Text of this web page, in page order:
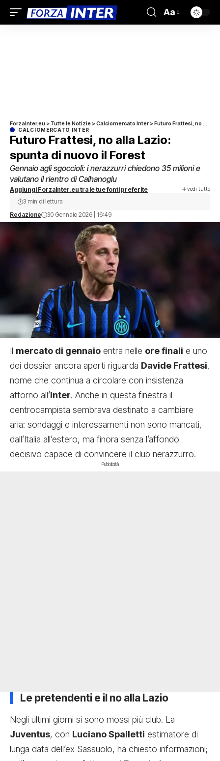
Aa
ForzaInter.eu > Tutte le Notizie >Calciomercato Inter>Futuro Frattesi, no alla Lazio: spunta di nuovo il Forest
CALCIOMERCATO INTER
Futuro Frattesi, no alla Lazio:
spunta di nuovo il Forest
Gennaio agli sgoccioli: i nerazzurri chiedono 35 milioni e
valutano il rientro di Calhanoglu
Aggiungi ForzaInter.eu tra le tue fonti preferite vedi tutte
Redazione 30 Gennaio 2026 | 16:49
3 min di lettura
Il mercato di gennaio entra nelle ore finali e uno
dei dossier ancora aperti riguarda Davide Frattesi,
nome che continua a circolare con insistenza
attorno all’Inter. Anche in questa finestra il
centrocampista sembrava destinato a cambiare
aria: sondaggi e interessamenti non sono mancati,
dall’Italia all’estero, ma finora senza l’affondo
decisivo capace di convincere il club nerazzurro.
Pubblicità
Le pretendenti e il no alla Lazio
Negli ultimi giorni si sono mossi più club. La
Juventus, con Luciano Spalletti estimatore di
lunga data dell’ex Sassuolo, ha chiesto informazioni;